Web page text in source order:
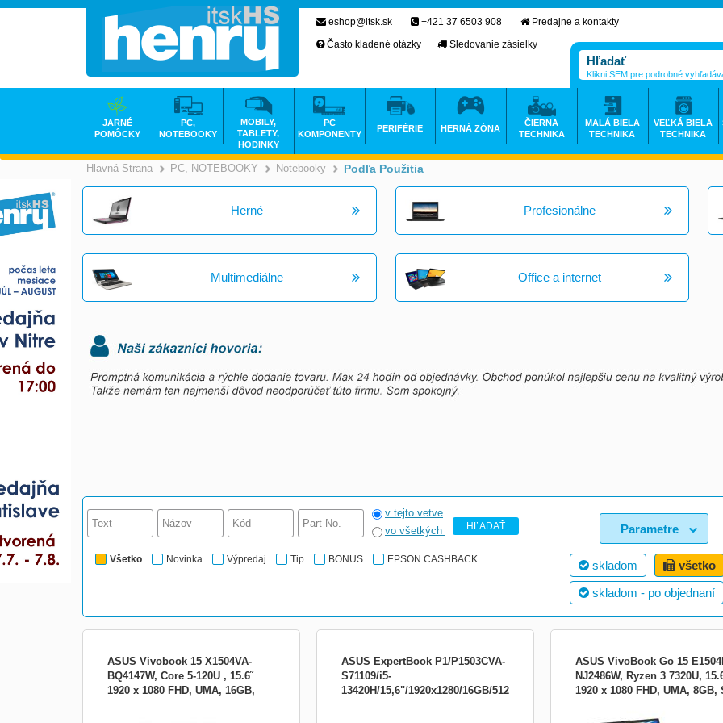
Hlavná Strana >
PC, NOTEBOOKY >
Notebooky >
Podľa Použitia
Herné Profesionálne
Multimediálne Office a internet
skladom
všetko
skladom - po objednaní
Parametre
v tejto vetve
vo všetkých
HĽADAŤ
Všetko Novinka Výpredaj Tip BONUS EPSON CASHBACK
ASUS Vivobook 15 X1504VA-
BQ4147W, Core 5-120U , 15.6˝
1920 x 1080 FHD, UMA, 16GB,
ASUS ExpertBook P1/P1503CVA-
S71109/i5-
13420H/15,6"/1920x1280/16GB/512GB
ASUS VivoBook Go 15
NJ2486W, Ryzen 3 7320U,
1920 x 1080 FHD, UMA, 8GB,
eshop@itsk.sk +421 37 6503 908
Predajne a kontakty
Často kladené otázky
Sledovanie zásielky
Klikni SEM pre podrobné
JARNÉ
POMÔCKY
PC,
NOTEBOOKY
MOBILY,
TABLETY,
HODINKY
PC
KOMPONENTY
PERIFÉRIE HERNÁ ZÓNA
ČIERNA
TECHNIKA
MALÁ BIELA
TECHNIKA
VEĽKÁ BIELA
TECHNIKA